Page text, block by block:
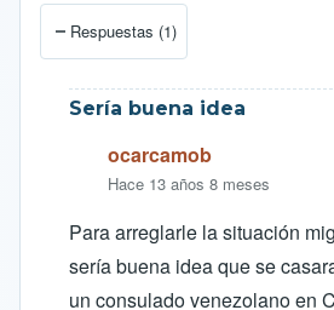
Respuestas (1)
Sería buena idea
ocarcamob
Hace 13 años 8 meses
Para arreglarle la situación
sería buena idea que se
un consulado venezolano en